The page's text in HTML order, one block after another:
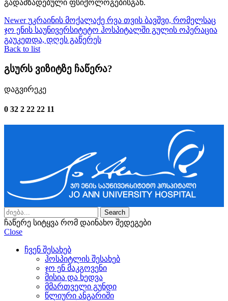
გადამზადებული ფსიქოლოგებისგან.
Newer უკრაინის მოქალაქე რვა თვის ბავშვი, რომელსაც
ჯო ენის საუნივერსიტეტო ჰოსპიტალში გულის ოპერაცია
გაუკეთდა, დღეს გაწერეს
Back to list
გსურს ვიზიტზე ჩაწერა?
დაგვირეკე
0 32 2 22 22 11
Search
ჩაწერე სიტყვა რომ დაინახო შედეგები
Close
ჩვენ შესახებ
ჰოსპიტლის შესახებ
ჯო ენ მაკგოვენი
მისია და ხედვა
მმართველი გუნდი
წლიური ანგარიში